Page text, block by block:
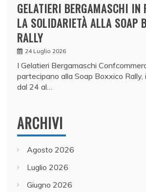
GELATIERI BERGAMASCHI IN
LA SOLIDARIETÀ ALLA SOAP
RALLY
24 Luglio 2026
I Gelatieri Bergamaschi
partecipano alla Soap Boxxico Rally,
dal 24 al…
ARCHIVI
Agosto 2026
Luglio 2026
Giugno 2026